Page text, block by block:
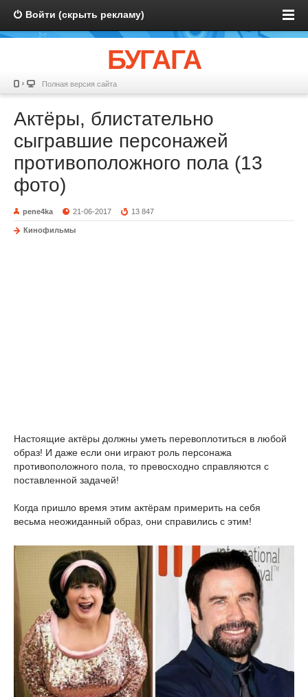
Войти (скрыть рекламу)
БУГАГА
Полная версия сайта
Актёры, блистательно
сыгравшие персонажей
противоположного пола (13
фото)
pene4ka 21-06-2017 13 847
Кинофильмы
Настоящие актёры должны уметь перевоплотиться в любой
образ! И даже если они играют роль персонажа
противоположного пола, то превосходно справляются с
поставленной задачей!
Когда пришло время этим актёрам примерить на себя
весьма неожиданный образ, они справились с этим!